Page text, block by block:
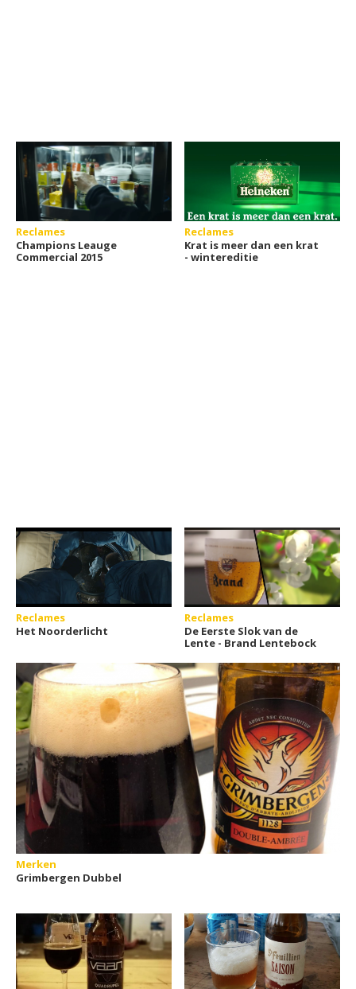
Reclames
Champions Leauge
Commercial 2015
Reclames
Krat is meer dan een krat
- wintereditie
Reclames
Het Noorderlicht
Reclames
De Eerste Slok van de
Lente - Brand Lentebock
Merken
Grimbergen Dubbel